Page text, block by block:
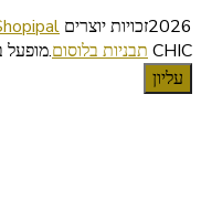
2026זכויות יוצרים
CHIC תבניות בלוסום
עליון